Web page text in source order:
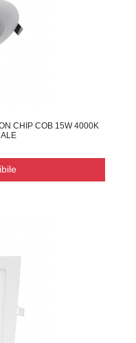
CHIP COB 15W 4000K